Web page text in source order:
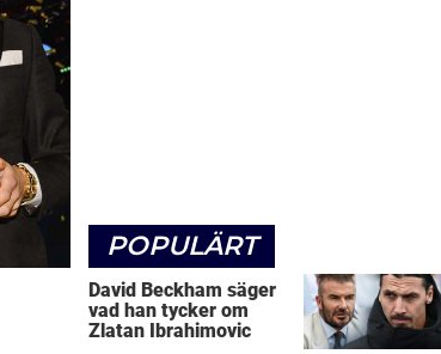
POPULÄRT
David Beckham säger
vad han tycker om
Zlatan Ibrahimovic